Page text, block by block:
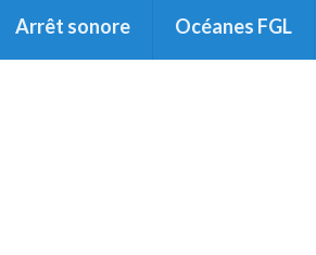
Arrêt sonore Océanes FGL